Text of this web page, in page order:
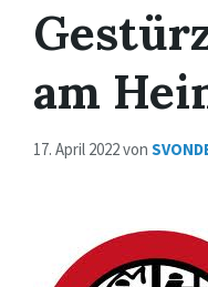
am
17. April 2022von